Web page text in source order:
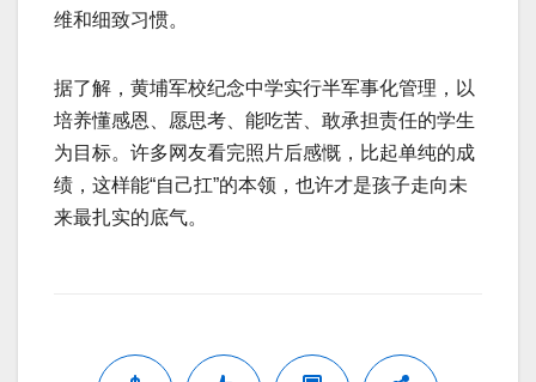
维和细致习惯。
据了解，黄埔军校纪念中学实行半军事化管理，以
培养懂感恩、愿思考、能吃苦、敢承担责任的学生
为目标。许多网友看完照片后感慨，比起单纯的成
绩，这样能“自己扛”的本领，也许才是孩子走向未
来最扎实的底气。